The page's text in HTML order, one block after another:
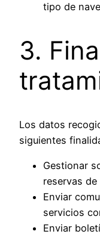
tipo de
3.
Los datos
siguientes
Gestionar
reservas
Enviar
servicios
Enviar